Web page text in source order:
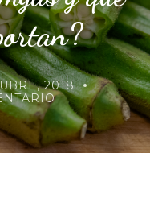
2018
EN
¿QUÉ
SON
LAS
BAMYAS